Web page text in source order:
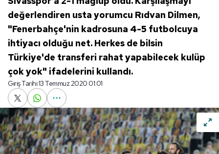
değerlendiren usta yorumcu Rıdvan Dilmen,
"Fenerbahçe'nin kadrosuna 4-5 futbolcuya
ihtiyacı olduğu net. Herkes de bilsin
Türkiye'de transferi rahat yapabilecek kulüp
çok yok" ifadelerini kullandı.
Giriş Tarihi:13 Temmuz 2020 01:01